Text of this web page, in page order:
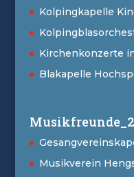
Kolpingkapelle
Kirchenkonzerte
Blakapelle
Musikfreunde_2
Musikverein